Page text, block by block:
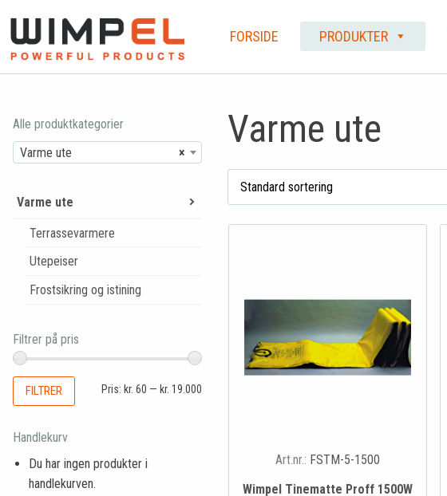
FORSIDE PRODUKTER
Varme ute
Art.nr.: FSTM-5-1500
Wimpel Tinematte Proff 1500W
Alle produktkategorier
×
Varme ute
Varme ute
Terrassevarmere
Utepeiser
Frostsikring og istining
Filtrer på pris
FILTRER Pris: kr. 60 — kr. 19.000
Handlekurv
Du har ingen produkter i
handlekurven.